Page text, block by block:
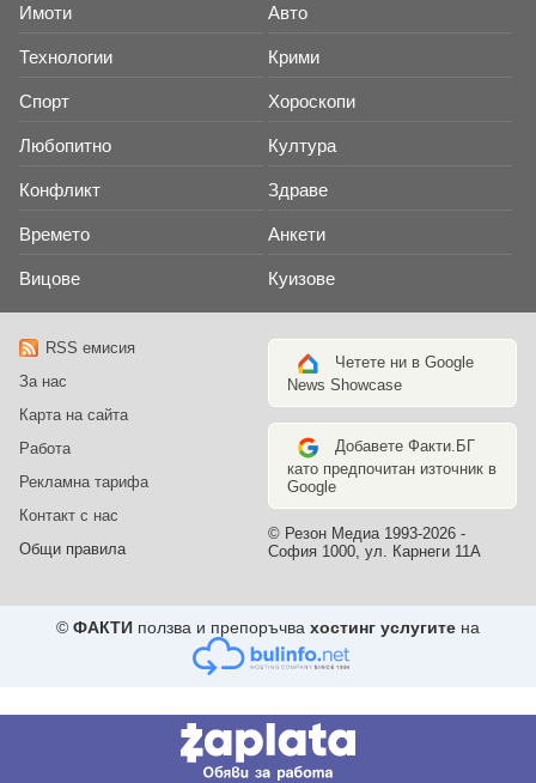
Имоти Авто
Технологии Крими
Спорт Хороскопи
Любопитно Култура
Конфликт Здраве
Времето Анкети
Вицове Куизове
RSS емисия
За нас
Карта на сайта
Работа
Рекламна тарифа
Контакт с нас
Общи правила
Четете ни в Google
News Showcase
Добавете Факти.БГ
като предпочитан източник в
Google
© Резон Медиа 1993-2026 -
София 1000, ул. Карнеги 11А
© ФАКТИ ползва и препоръчва хостинг услугите на